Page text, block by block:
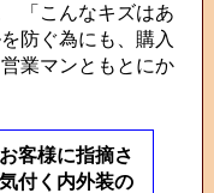
「こんなキズはあ
防ぐ為にも、購入
業マンともとにか
客様に指摘さ
付く内外装の